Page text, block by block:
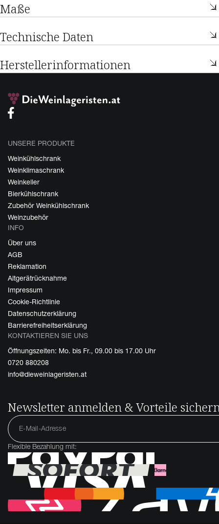
Maße
Technische Daten
Herstellerinformationen
UNSERE PRODUKTE
Weinkühlschrank
Weinklimaschrank
Weinkeller
Bierkühlschrank
Zubehör Weinkühlschrank
Weinzubehör
INFO
Über uns
AGB
Reklamation
Altgerätrücknahme
Impressum
Cookie-Richtlinie
Datenschutzerklärung
Barrierefreiheitserklärung
KONTAKTIEREN SIE UNS
Öffnungszeiten: Mo. bis Fr., 09.00 bis 17.00 Uhr
0720 880208
info@dieweinlageristen.at
Newsletter anmelden & Vorteile
Flexible Bezahlung mit: